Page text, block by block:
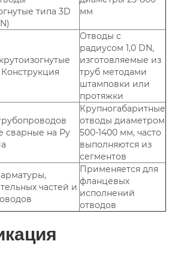
типа 3D
мм
Отводы с
радиусом 1,0 DN,
изготовляемые из
труб методами
штамповки или
протяжки
сварные на Ру
Крупногабаритные
отводы диаметром
500-1400 мм, часто
выполняются из
сегментов
частей и
Применяется для
фланцевых
исполнений
отводов